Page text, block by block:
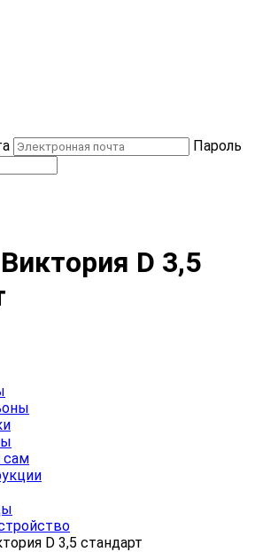
Пароль
D 3,5
сам
D 3,5 стандарт